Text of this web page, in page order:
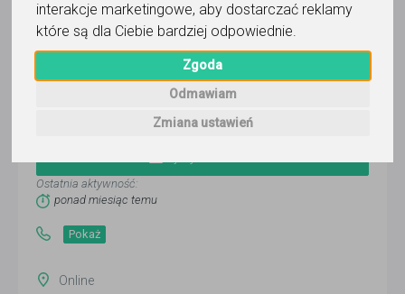
interakcje marketingowe, aby dostarczać reklamy
które są dla Ciebie bardziej odpowiednie.
Zgoda
Odmawiam
Zmiana ustawień
Ostatnia aktywność:
ponad miesiąc temu
Pokaż
Online